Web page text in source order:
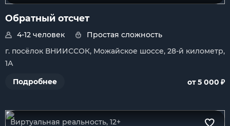
Обратный отсчет
4-12 человек
Простая сложность
г. посёлок ВНИИССОК, Можайское шоссе, 28-й километр,
1А
Подробнее
от 5 000 ₽
Виртуальная реальность, 12+